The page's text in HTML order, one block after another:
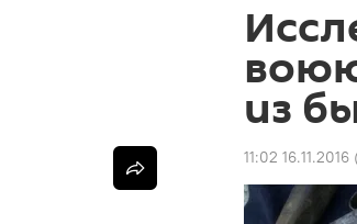
из
11:02 16.11.2016